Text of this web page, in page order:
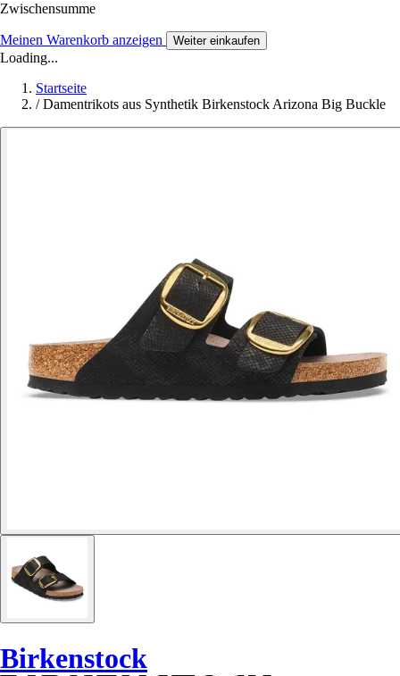
Zwischensumme
Meinen Warenkorb anzeigen Weiter einkaufen
Loading...
Startseite
/ Damentrikots aus Synthetik Birkenstock Arizona Big Buckle
Birkenstock